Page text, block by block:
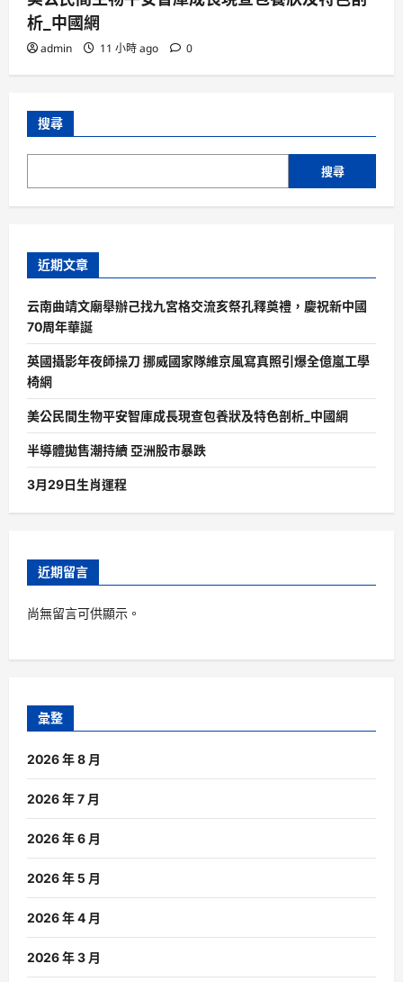
析_中國網
admin 11 小時 ago 0
搜尋
搜尋
近期文章
云南曲靖文廟舉辦己找九宮格交流亥祭孔釋奠禮，慶祝新中國
70周年華誕
英國攝影年夜師操刀 挪威國家隊維京風寫真照引爆全億嵐工學
椅網
美公民間生物平安智庫成長現查包養狀及特色剖析_中國網
半導體拋售潮持續 亞洲股市暴跌
3月29日生肖運程
近期留言
尚無留言可供顯示。
彙整
2026 年 8 月
2026 年 7 月
2026 年 6 月
2026 年 5 月
2026 年 4 月
2026 年 3 月